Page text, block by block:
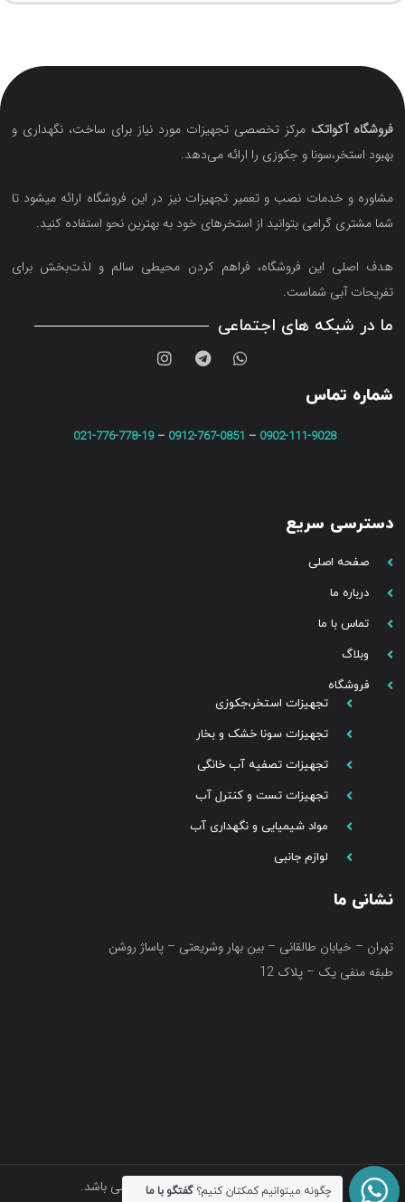
فروشگاه آکواتک مرکز تخصصی تجهیزات مورد نیاز برای ساخت، نگهداری و
بهبود استخر،سونا و جکوزی را ارائه می‌دهد.
مشاوره و خدمات نصب و تعمیر تجهیزات نیز در این فروشگاه ارائه میشود تا
شما مشتری گرامی بتوانید از استخرهای خود به بهترین نحو استفاده کنید.
هدف اصلی این فروشگاه‌، فراهم کردن محیطی سالم و لذت‌بخش برای
تفریحات آبی شماست.
ما در شبکه های اجتماعی
شماره تماس
0902-111-9028
–
0912-767-0851
–
021-776-778-19
دسترسی سریع
صفحه اصلی
درباره ما
تماس با ما
وبلاگ
فروشگاه
تجهیزات استخر،جکوزی
تجهیزات سونا خشک و بخار
تجهیزات تصفیه آب خانگی
تجهیزات تست و کنترل آب
مواد شیمیایی و نگهداری آب
لوازم جانبی
نشانی ما
تهران – خیابان طالقانی – بین بهار وشریعتی – پاساژ روشن
طبقه منفی یک – پلاک 12
تمامی حقوق متعلق به فروشگاه آکواتک می باشد.
چگونه میتوانیم کمکتان کنیم؟گفتگو با ما